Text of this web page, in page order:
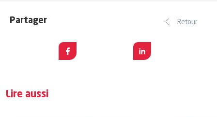
Partager Retour
Lire aussi